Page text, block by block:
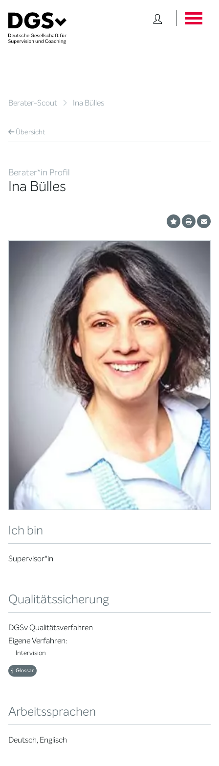
Berater-Scout Ina Bülles
Übersicht
Berater*in Profil
Ina Bülles
Ich bin
Supervisor*in
Qualitätssicherung
DGSv Qualitätsverfahren
Eigene Verfahren:
Intervision
Glossar
Arbeitssprachen
Deutsch, Englisch